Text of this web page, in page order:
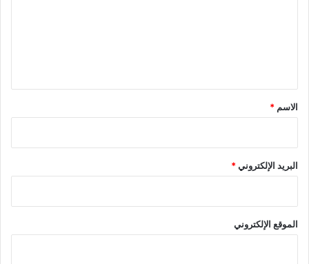
*
الاسم *
البريد الإلكتروني*
الموقع الإلكتروني